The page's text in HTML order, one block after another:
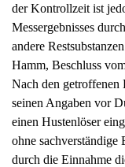
der Kontrollzeit ist
Messergebnisses
andere
Hamm, Beschluss
Nach den getroffenen
seinen Angaben vor
einen Hustenlöser
ohne sachverständige
durch die Einnahme